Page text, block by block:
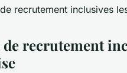
recrutement inclusives
recrutement